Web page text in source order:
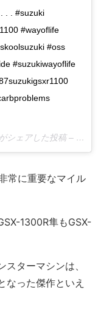
. . #suzuki
#wayoflife
#oss
#suzukiwayoflife
シェアした投稿 – 11月
常に重要なマイル
1300R隼もGSX-
ターマシンは、
なった傑作といえ